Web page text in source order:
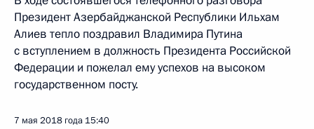
Президент Азербайджанской Республики Ильхам
Алиев тепло поздравил Владимира Путина
с вступлением в должность Президента Российской
Федерации и пожелал ему успехов на высоком
государственном посту.
7 мая 2018 года 15:40